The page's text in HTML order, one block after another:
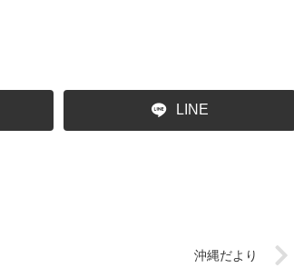
LINE
沖縄だより